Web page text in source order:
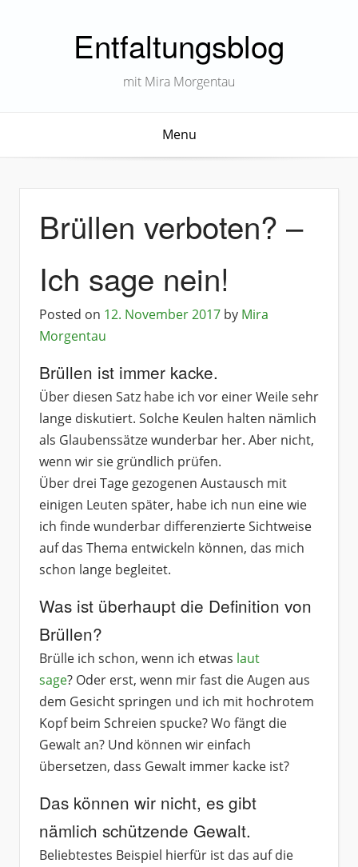
Entfaltungsblog
mit Mira Morgentau
Menu
Brüllen verboten? –
Ich sage nein!
Posted on 12. November 2017 by Mira
Morgentau
Brüllen ist immer kacke.
Über diesen Satz habe ich vor einer Weile sehr
lange diskutiert. Solche Keulen halten nämlich
als Glaubenssätze wunderbar her. Aber nicht,
wenn wir sie gründlich prüfen.
Über drei Tage gezogenen Austausch mit
einigen Leuten später, habe ich nun eine wie
ich finde wunderbar differenzierte Sichtweise
auf das Thema entwickeln können, das mich
schon lange begleitet.
Was ist überhaupt die Definition von
Brüllen?
Brülle ich schon, wenn ich etwas laut
sage? Oder erst, wenn mir fast die Augen aus
dem Gesicht springen und ich mit hochrotem
Kopf beim Schreien spucke? Wo fängt die
Gewalt an? Und können wir einfach
übersetzen, dass Gewalt immer kacke ist?
Das können wir nicht, es gibt
nämlich schützende Gewalt.
Beliebtestes Beispiel hierfür ist das auf die